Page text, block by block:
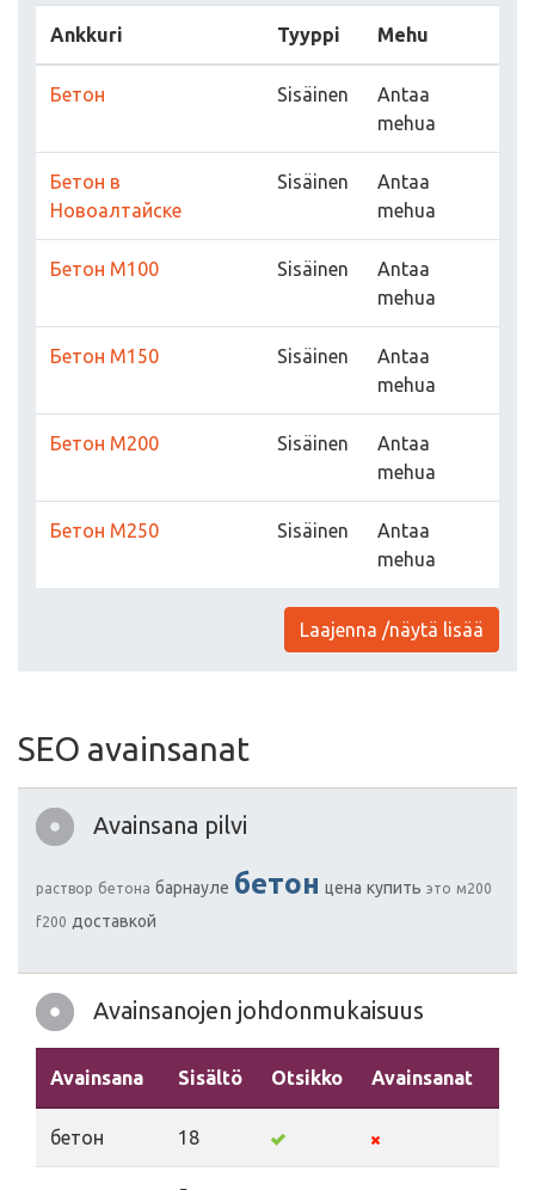
Ankkuri Tyyppi Mehu
Бетон Sisäinen
Antaa
mehua
Бетон в
Новоалтайске
Sisäinen
Antaa
mehua
Бетон М100 Sisäinen
Antaa
mehua
Бетон М150 Sisäinen
Antaa
mehua
Бетон М200 Sisäinen
Antaa
mehua
Бетон М250 Sisäinen
Antaa
mehua
Laajenna /näytä lisää
SEO avainsanat
Avainsana pilvi
раствор бетона барнауле бетон цена купить это м200
f200 доставкой
Avainsanojen johdonmukaisuus
Avainsana Sisältö Otsikko Avainsanat
бетон 18